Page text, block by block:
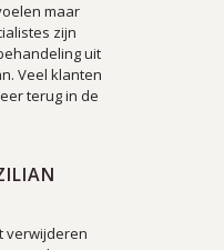
maar
zijn
uit
Veel klanten
terug in de
verwijderen